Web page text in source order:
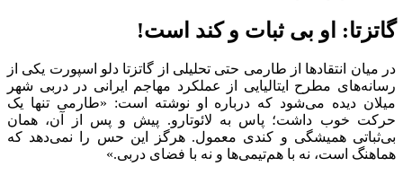
گاتزتا: او بی ثبات و کند است!
در میان انتقادها از طارمی حتی تحلیلی از گاتزتا دلو اسپورت یکی از
رسانه‌های مطرح ایتالیایی از عملکرد مهاجم ایرانی در دربی شهر
میلان دیده می‌شود که درباره او نوشته است: «طارمی تنها یک
حرکت خوب داشت؛ پاس به لائوتارو. پیش و پس از آن، همان
بی‌ثباتی همیشگی و کندی معمول. هرگز این حس را نمی‌دهد که
هماهنگ است، نه با هم‌تیمی‌ها و نه با فضای دربی.»